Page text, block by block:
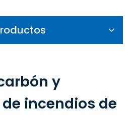
y
incendios de